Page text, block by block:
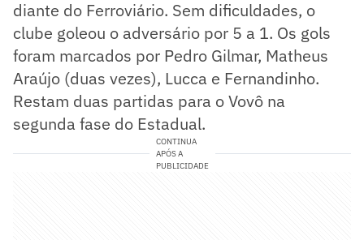
diante do Ferroviário. Sem dificuldades, o
clube goleou o adversário por 5 a 1. Os gols
foram marcados por Pedro Gilmar, Matheus
Araújo (duas vezes), Lucca e Fernandinho.
Restam duas partidas para o Vovô na
segunda fase do Estadual.
CONTINUA
APÓS A
PUBLICIDADE